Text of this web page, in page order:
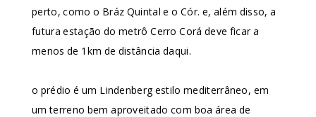
perto, como o Bráz Quintal e o Cór. e, além disso, a
futura estação do metrô Cerro Corá deve ficar a
menos de 1km de distância daqui.
o prédio é um Lindenberg estilo mediterrâneo, em
um terreno bem aproveitado com boa área de